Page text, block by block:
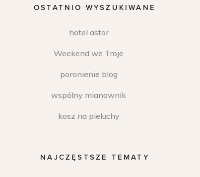
OSTATNIO WYSZUKIWANE
hotel astor
Weekend we Troje
poronienie blog
wspólny mianownik
kosz na pieluchy
NAJCZĘSTSZE TEMATY